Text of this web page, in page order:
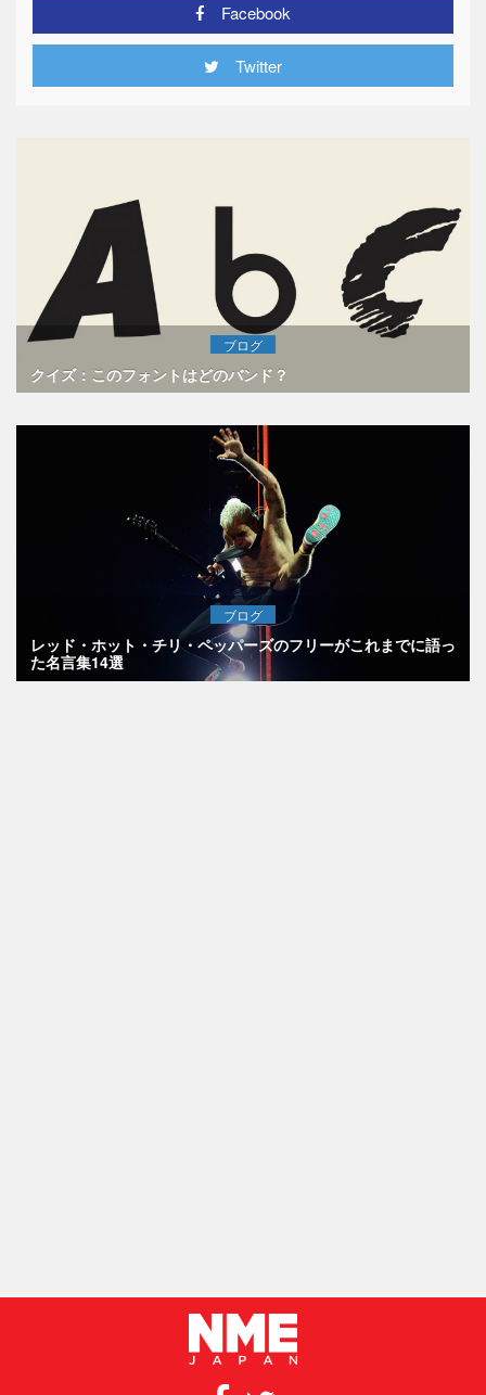
Facebook
Twitter
ブログ
クイズ：このフォントはどのバンド？
ブログ
レッド・ホット・チリ・ペッパーズのフリーがこれまでに語っ
た名言集14選